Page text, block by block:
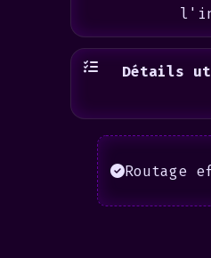
Détails
Routage